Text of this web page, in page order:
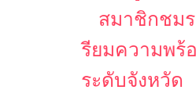
สมาชิกชมร
รียมความพร้
ระดับจังหวัด